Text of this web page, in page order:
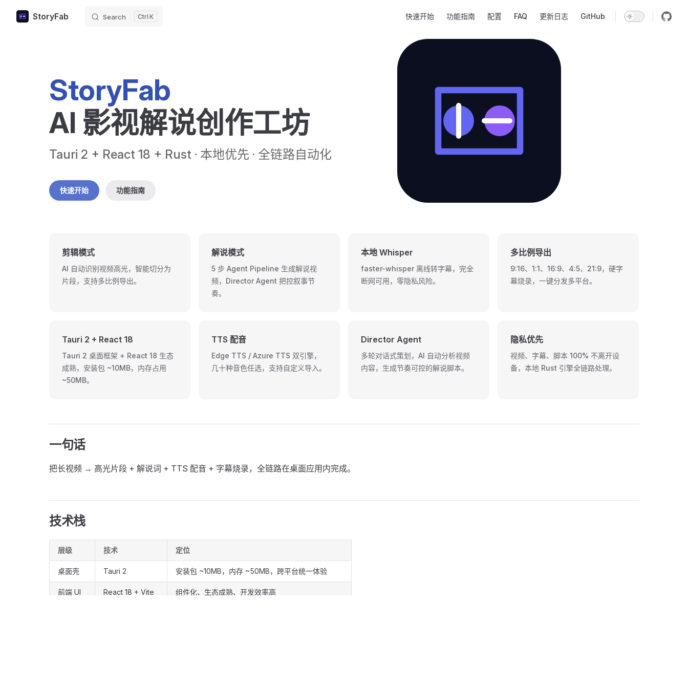
Skip to content
StoryFab Search K 快速开始 功能指南 配置 FAQ 更新日志 GitHub
StoryFab
AI 影视解说创作工坊
Tauri 2 + React 18 + Rust · 本地优先 · 全链路自动化
快速开始 功能指南
剪辑模式
AI 自动识别视频高光，智能切分为
片段，支持多比例导出。
解说模式
5 步 Agent Pipeline 生成解说视
频，Director Agent 把控叙事节
奏。
本地 Whisper
faster-whisper 离线转字幕，完全
断网可用，零隐私风险。
多比例导出
9:16、1:1、16:9、4:5、21:9，硬字
幕烧录，一键分发多平台。
Tauri 2 + React 18
Tauri 2 桌面框架 + React 18 生态
成熟，安装包 ~10MB，内存占用
~50MB。
TTS 配音
Edge TTS / Azure TTS 双引擎，
几十种音色任选，支持自定义导入。
Director Agent
多轮对话式策划，AI 自动分析视频
内容，生成节奏可控的解说脚本。
隐私优先
视频、字幕、脚本 100% 不离开设
备，本地 Rust 引擎全链路处理。
一句话
把长视频 → 高光片段 + 解说词 + TTS 配音 + 字幕烧录，全链路在桌面应用内完成。
技术栈
层级 技术 定位
桌面壳 Tauri 2 安装包 ~10MB，内存 ~50MB，跨平台统一体验
前端 UI React 18 + Vite 组件化、生态成熟、开发效率高